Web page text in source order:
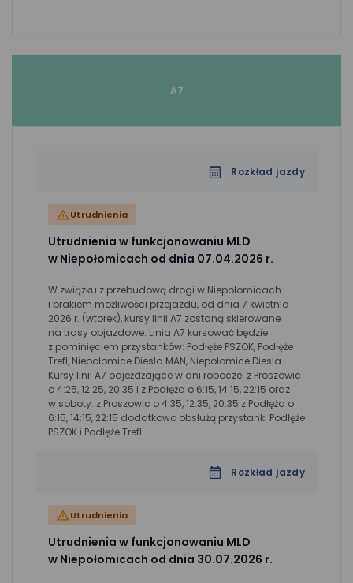
A7
Rozkład jazdy
Utrudnienia
Utrudnienia w funkcjonowaniu MLD
w Niepołomicach od dnia 07.04.2026 r.
W związku z przebudową drogi w Niepołomicach
i brakiem możliwości przejazdu, od dnia 7 kwietnia
2026 r. (wtorek), kursy linii A7 zostaną skierowane
na trasy objazdowe. Linia A7 kursować będzie
z pominięciem przystanków: Podłęże PSZOK, Podłęże
Trefl, Niepołomice Diesla MAN, Niepołomice Diesla.
Kursy linii A7 odjeżdżające w dni robocze: z Proszowic
o 4:25, 12:25, 20:35 i z Podłęża o 6:15, 14:15, 22:15 oraz
w soboty: z Proszowic o 4:35, 12:35, 20:35 z Podłęża o
6:15, 14:15, 22:15 dodatkowo obsłużą przystanki Podłęże
PSZOK i Podłęże Trefl.
Rozkład jazdy
Utrudnienia
Utrudnienia w funkcjonowaniu MLD
w Niepołomicach od dnia 30.07.2026 r.